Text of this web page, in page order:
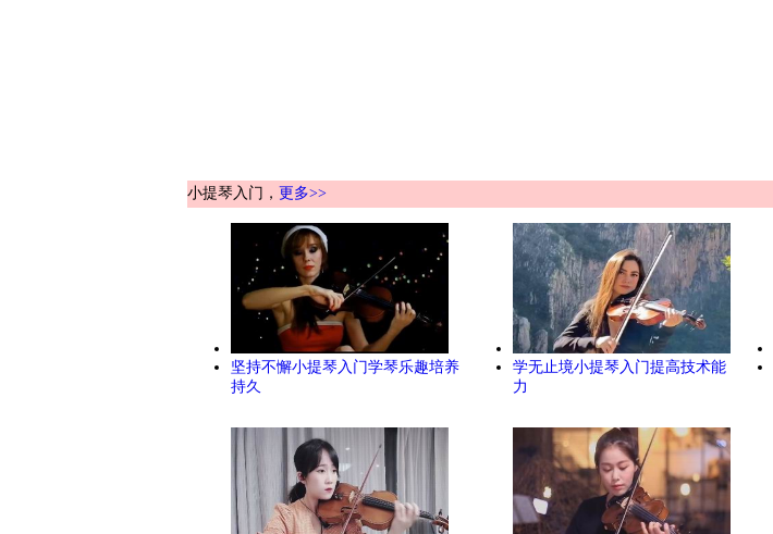
小提琴入门， 更多>>
坚持不懈小提琴入门学琴乐趣培养
持久
学无止境小提琴入门提高技术能
力